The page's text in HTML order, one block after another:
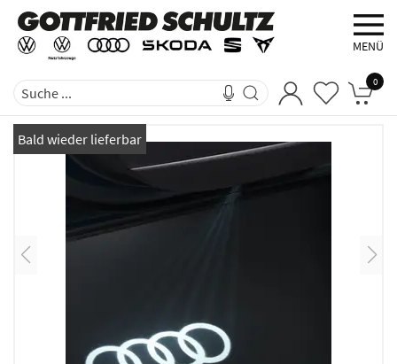
MENÜ
0
Bald wieder lieferbar